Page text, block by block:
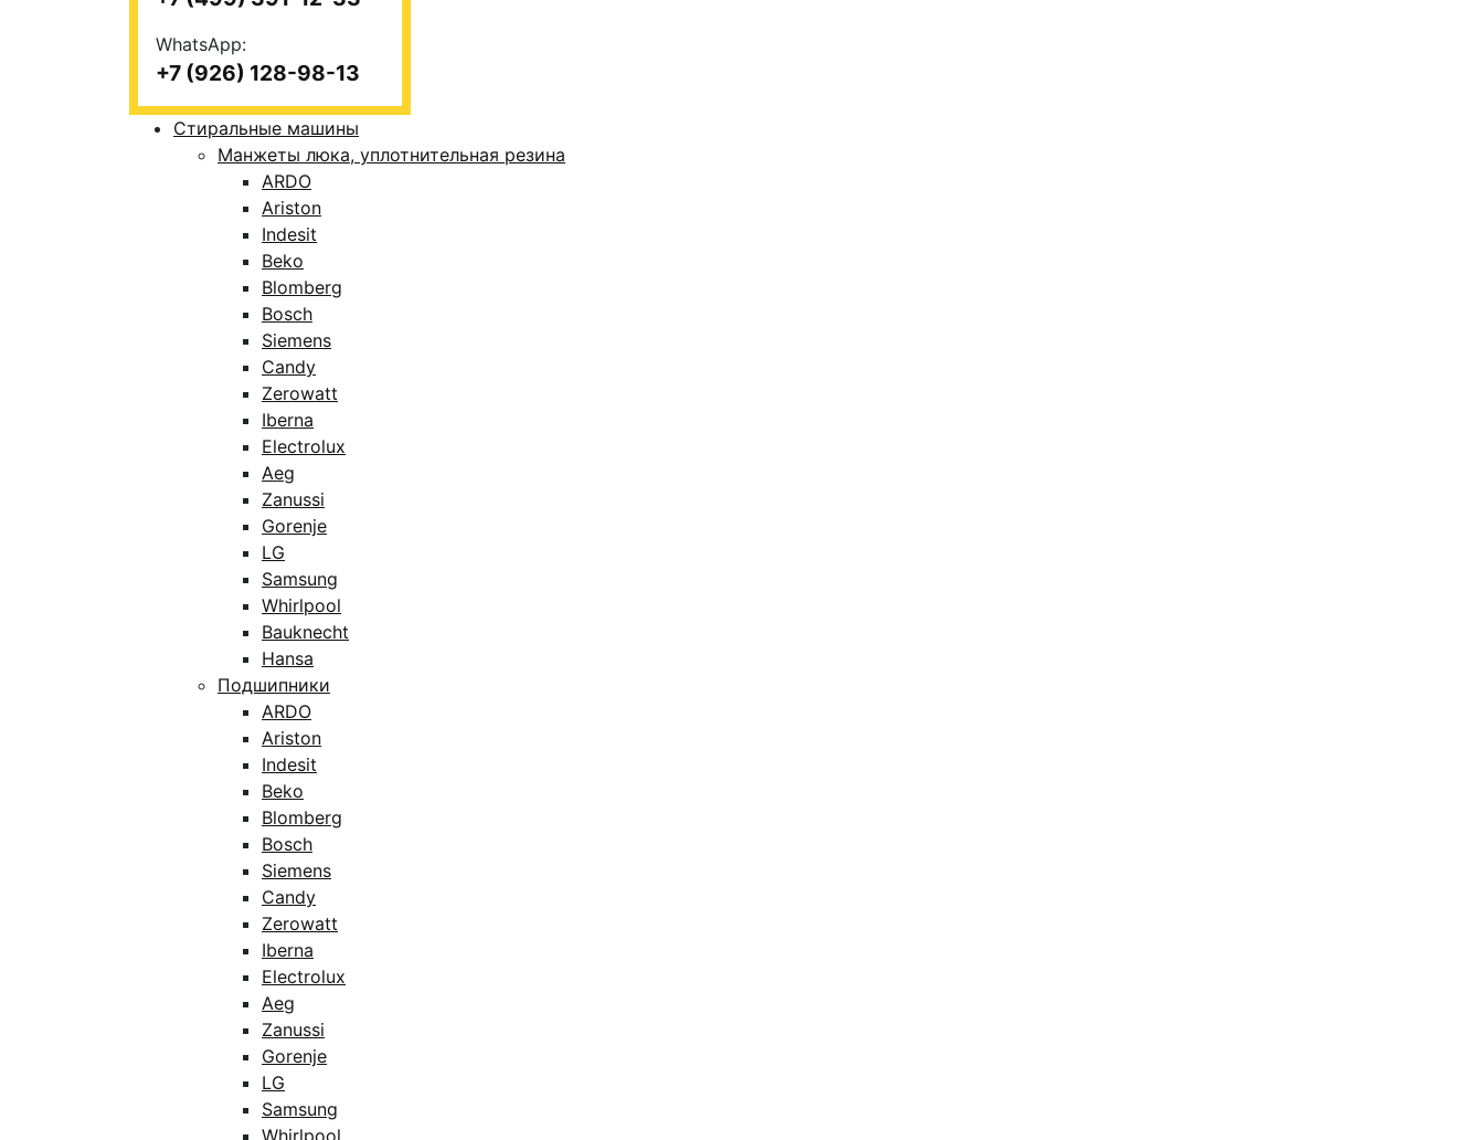
WhatsApp:
+7 (926) 128-98-13
Стиральные машины
Манжеты люка, уплотнительная резина
ARDO
Ariston
Indesit
Beko
Blomberg
Bosch
Siemens
Candy
Zerowatt
Iberna
Electrolux
Aeg
Zanussi
Gorenje
LG
Samsung
Whirlpool
Bauknecht
Hansa
Подшипники
ARDO
Ariston
Indesit
Beko
Blomberg
Bosch
Siemens
Candy
Zerowatt
Iberna
Electrolux
Aeg
Zanussi
Gorenje
LG
Samsung
Whirlpool